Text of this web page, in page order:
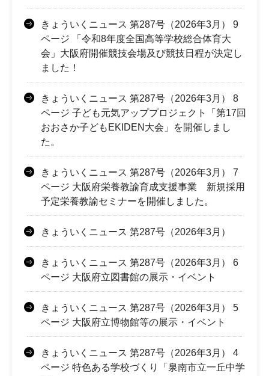
きょういくニュース 第287号（2026年3月） 9
ページ 「令和8年度全国高等学校総合体育大
会」大阪府開催競技会場及び競技日程が決定し
ました！
きょういくニュース 第287号（2026年3月） 8
ページ 子ども元気アッププロジェクト「第17回
おおさか子どもEKIDEN大会」を開催しまし
た。
きょういくニュース 第287号（2026年3月） 7
ページ 大阪府栄養教諭育成支援事業 新規採用
予定栄養教諭セミナーを開催しました。
きょういくニュース 第287号（2026年3月）
きょういくニュース 第287号（2026年3月） 6
ページ 大阪府立図書館の展示・イベント
きょういくニュース 第287号（2026年3月） 5
ページ 大阪府立博物館等の展示・イベント
きょういくニュース 第287号（2026年3月） 4
ページ 特色ある学校づくり「泉南市立一丘中学